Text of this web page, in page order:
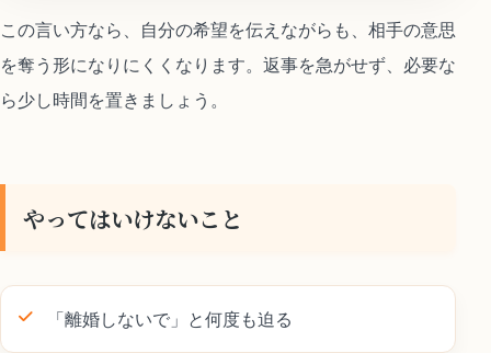
この言い方なら、自分の希望を伝えながらも、相手の意思
を奪う形になりにくくなります。返事を急がせず、必要な
ら少し時間を置きましょう。
やってはいけないこと
「離婚しないで」と何度も迫る